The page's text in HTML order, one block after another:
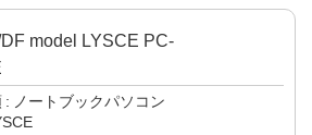
model LYSCE PC-
ノートブックパソコン